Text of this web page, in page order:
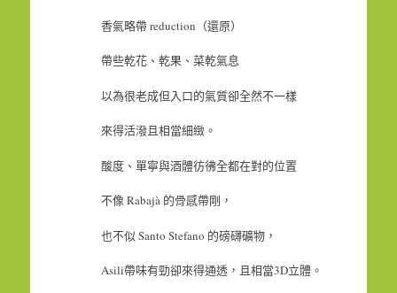
香氣略帶 reduction（還原）
帶些乾花、乾果、菜乾氣息
以為很老成但入口的氣質卻全然不一樣
來得活潑且相當細緻。
酸度、單寧與酒體彷彿全都在對的位置
不像 Rabajà 的骨感帶剛，
也不似 Santo Stefano 的磅礴礦物，
Asili帶味有勁卻來得通透，且相當3D立體。